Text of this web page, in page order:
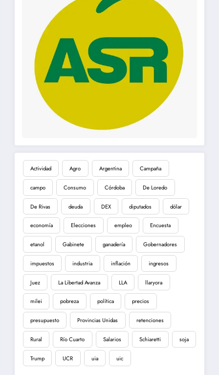
Actividad Agro Argentina Campaña
campo Consumo Córdoba De Loredo
De Rivas deuda DEX diputados dólar
economía Elecciones empleo Encuesta
etanol Gabinete ganadería Gobernadores
impuestos industria inflación ingresos
Juez La Libertad Avanza LLA llaryora
milei pobreza política precios
presupuesto Provincias Unidas retenciones
Rural Río Cuarto Salarios Schiaretti soja
Trump UCR uia uic